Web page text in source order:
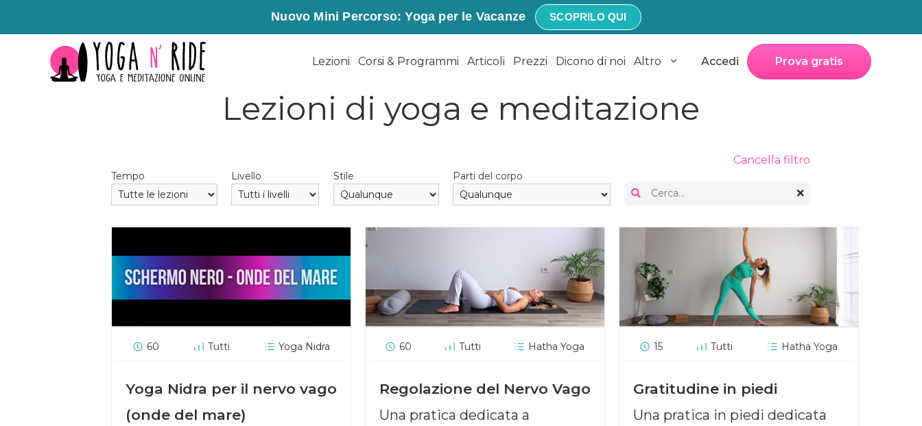
Nuovo Mini Percorso: Yoga per le Vacanze SCOPRILO QUI
contenuto
Lezioni Corsi & Programmi Articoli Prezzi Dicono di noi Altro Accedi Prova gratis
Lezioni di yoga e meditazione
Cancella filtro
Tempo Livello Stile Parti del corpo
60 Tutti Yoga Nidra
Yoga Nidra per il nervo vago
(onde del mare)
60 Tutti Hatha Yoga
Regolazione del Nervo Vago
Una pratica dedicata a
15 Tutti Hatha Yoga
Gratitudine in piedi
Una pratica in piedi dedicata